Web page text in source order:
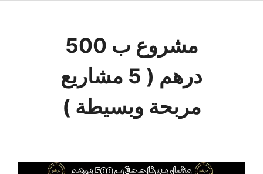
مشروع ب 500
درهم ( 5 مشاريع
مربحة وبسيطة )